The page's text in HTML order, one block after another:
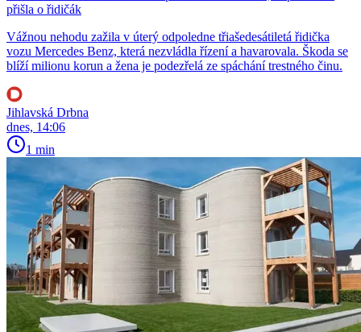
přišla o řidičák
Vážnou nehodu zažila v úterý odpoledne třiašedesátiletá řidička
vozu Mercedes Benz, která nezvládla řízení a havarovala. Škoda se
blíží milionu korun a žena je podezřelá ze spáchání trestného činu.
Jihlavská Drbna
dnes, 14:06
1 min